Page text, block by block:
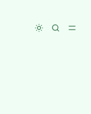
Toggle